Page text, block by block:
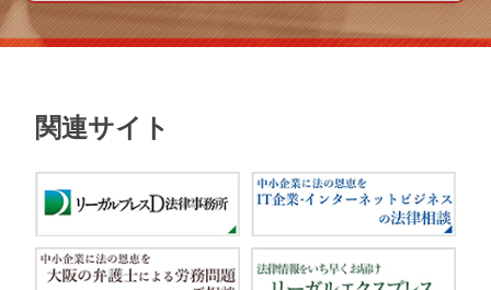
関連サイト